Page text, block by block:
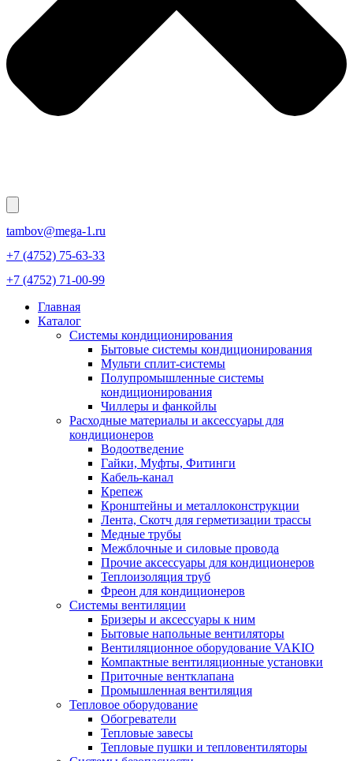
tambov@mega-1.ru
+7 (4752) 75-63-33
+7 (4752) 71-00-99
Главная
Каталог
Системы кондиционирования
Бытовые системы кондиционирования
Мульти сплит-системы
Полупромышленные системы
кондиционирования
Чиллеры и фанкойлы
Расходные материалы и аксессуары для
кондиционеров
Водоотведение
Гайки, Муфты, Фитинги
Кабель-канал
Крепеж
Кронштейны и металлоконструкции
Лента, Скотч для герметизации трассы
Медные трубы
Межблочные и силовые провода
Прочие аксессуары для кондиционеров
Теплоизоляция труб
Фреон для кондиционеров
Системы вентиляции
Бризеры и аксессуары к ним
Бытовые напольные вентиляторы
Вентиляционное оборудование VAKIO
Компактные вентиляционные установки
Приточные вентклапана
Промышленная вентиляция
Тепловое оборудование
Обогреватели
Тепловые завесы
Тепловые пушки и тепловентиляторы